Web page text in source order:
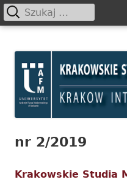
content
Primary
Szukaj:
nr 2/2019
Krakowskie Studia